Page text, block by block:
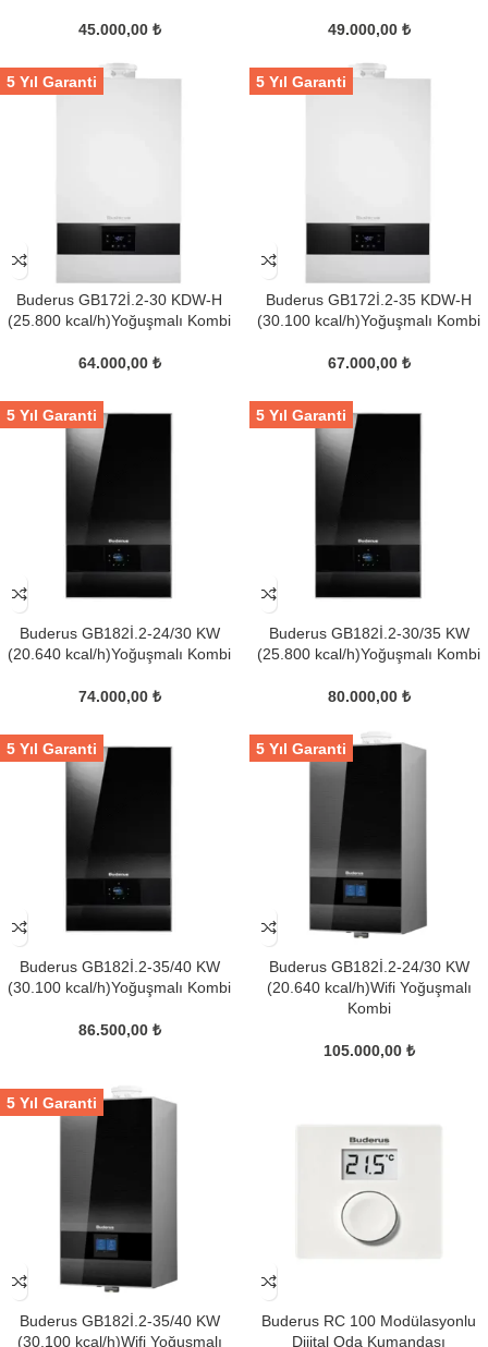
45.000,00 ₺ 49.000,00 ₺
5 Yıl Garanti
Buderus GB172İ.2-30 KDW-H
(25.800 kcal/h)Yoğuşmalı Kombi
64.000,00 ₺
5 Yıl Garanti
Buderus GB172İ.2-35 KDW-H
(30.100 kcal/h)Yoğuşmalı Kombi
67.000,00 ₺
5 Yıl Garanti
Buderus GB182İ.2-24/30 KW
(20.640 kcal/h)Yoğuşmalı Kombi
74.000,00 ₺
5 Yıl Garanti
Buderus GB182İ.2-30/35 KW
(25.800 kcal/h)Yoğuşmalı Kombi
80.000,00 ₺
5 Yıl Garanti
Buderus GB182İ.2-35/40 KW
(30.100 kcal/h)Yoğuşmalı Kombi
86.500,00 ₺
5 Yıl Garanti
Buderus GB182İ.2-24/30 KW
(20.640 kcal/h)Wifi Yoğuşmalı
Kombi
105.000,00 ₺
5 Yıl Garanti
Buderus GB182İ.2-35/40 KW
(30.100 kcal/h)Wifi Yoğuşmalı
Buderus RC 100 Modülasyonlu
Dijital Oda Kumandası